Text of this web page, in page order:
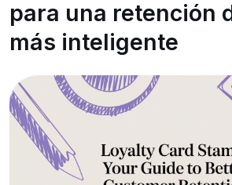
para una retención
más inteligente